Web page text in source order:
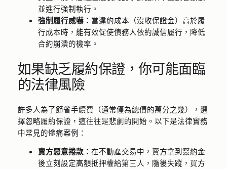
並進行強制執行。
強制履行威嚇： 當違約成本（沒收保證金）高於履
行成本時，能有效促使債務人依約誠信履行，降低
合約崩潰的機率。
如果缺乏履約保證，你可能面臨
的法律風險
許多人為了節省手續費（通常僅為總價的萬分之幾），選
擇忽略履約保證，這往往是悲劇的開始。以下是法律實務
中常見的慘痛案例：
賣方惡意捲款： 在不動產交易中，賣方拿到簽約金
後立刻設定高額抵押權給第三人，隨後失蹤，買方